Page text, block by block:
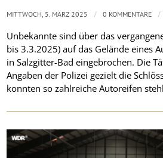
Unbekannte sind über das
bis 3.3.2025) auf das Gelände eines
in Salzgitter-Bad eingebrochen. Die
Angaben der Polizei gezielt die
konnten so zahlreiche Autoreifen
MITTWOCH, 5. MÄRZ 2025 / 0 KOMMENTARE /